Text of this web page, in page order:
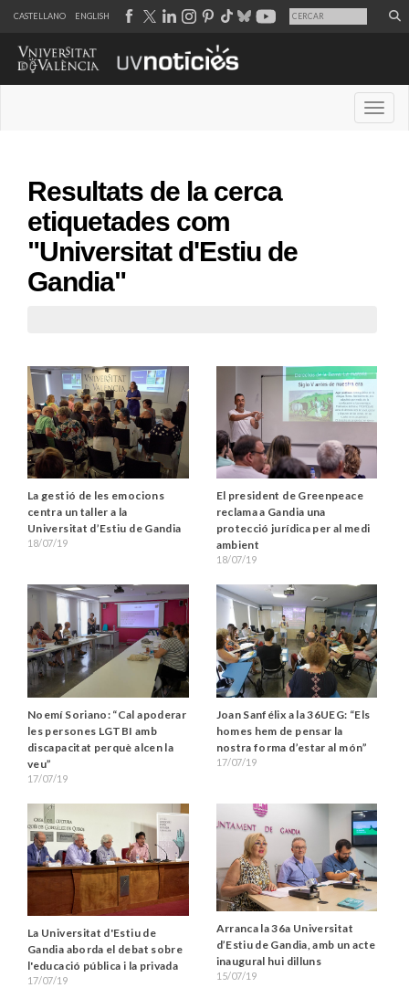
CASTELLANO ENGLISH
Resultats de la cerca
etiquetades com
"Universitat d'Estiu de
Gandia"
La gestió de les emocions
centra un taller a la
Universitat d’Estiu de Gandia
18/07/19
El president de Greenpeace
reclama a Gandia una
protecció jurídica per al medi
ambient
18/07/19
Noemí Soriano: “Cal apoderar
les persones LGTBI amb
discapacitat perquè alcen la
veu”
17/07/19
Joan Sanfélix a la 36UEG: “Els
homes hem de pensar la
nostra forma d’estar al món”
17/07/19
La Universitat d'Estiu de
Gandia aborda el debat sobre
l'educació pública i la privada
17/07/19
Arranca la 36a Universitat
d’Estiu de Gandia, amb un acte
inaugural hui dilluns
15/07/19